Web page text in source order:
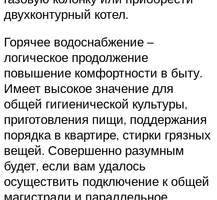
двухконтурный котел.
Горячее водоснабжение –
логическое продолжение
повышение комфортности в быту.
Имеет высокое значение для
общей гигиенической культуры,
приготовления пищи, поддержания
порядка в квартире, стирки грязных
вещей. Совершенно разумным
будет, если вам удалось
осуществить подключение к общей
магистрали и параллельное